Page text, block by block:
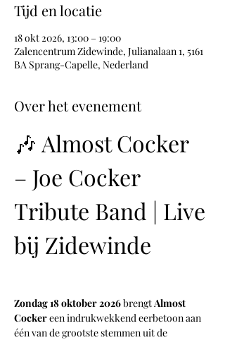
Tijd en locatie
18 okt 2026, 13:00 – 19:00
Zalencentrum Zidewinde, Julianalaan 1, 5161
BA Sprang-Capelle, Nederland
Over het evenement
🎶 Almost Cocker
– Joe Cocker
Tribute Band | Live
bij Zidewinde
Zondag 18 oktober 2026 brengt Almost
Cocker een indrukwekkend eerbetoon aan
één van de grootste stemmen uit de